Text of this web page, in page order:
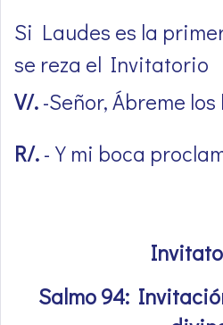
Si Laudes es la
se reza el Invitatorio
V/.-Señor, Ábreme
R/.-Y mi boca
Salmo 94: